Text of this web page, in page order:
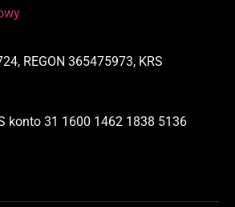
REGON 365475973, KRS
konto 31 1600 1462 1838 5136